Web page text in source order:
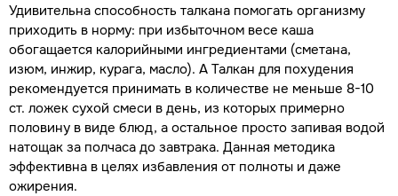
Удивительна способность талкана помогать организму
приходить в норму: при избыточном весе каша
обогащается калорийными ингредиентами (сметана,
изюм, инжир, курага, масло). А Талкан для похудения
рекомендуется принимать в количестве не меньше 8-10
ст. ложек сухой смеси в день, из которых примерно
половину в виде блюд, а остальное просто запивая водой
натощак за полчаса до завтрака. Данная методика
эффективна в целях избавления от полноты и даже
ожирения.